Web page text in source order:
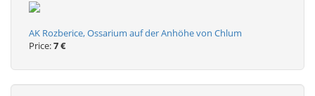
AK Rozberice, Ossarium auf der Anhöhe von Chlum
Price:7 €